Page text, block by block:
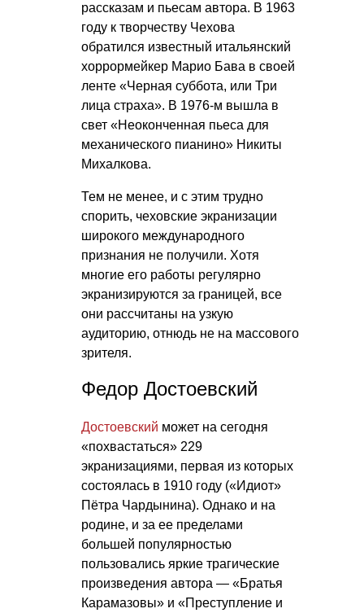
рассказам и пьесам автора. В 1963
году к творчеству Чехова
обратился известный итальянский
хоррормейкер Марио Бава в своей
ленте «Черная суббота, или Три
лица страха». В 1976-м вышла в
свет «Неоконченная пьеса для
механического пианино» Никиты
Михалкова.
Тем не менее, и с этим трудно
спорить, чеховские экранизации
широкого международного
признания не получили. Хотя
многие его работы регулярно
экранизируются за границей, все
они рассчитаны на узкую
аудиторию, отнюдь не на массового
зрителя.
Федор Достоевский
Достоевский может на сегодня
«похвастаться» 229
экранизациями, первая из которых
состоялась в 1910 году («Идиот»
Пётра Чардынина). Однако и на
родине, и за ее пределами
большей популярностью
пользовались яркие трагические
произведения автора — «Братья
Карамазовы» и «Преступление и